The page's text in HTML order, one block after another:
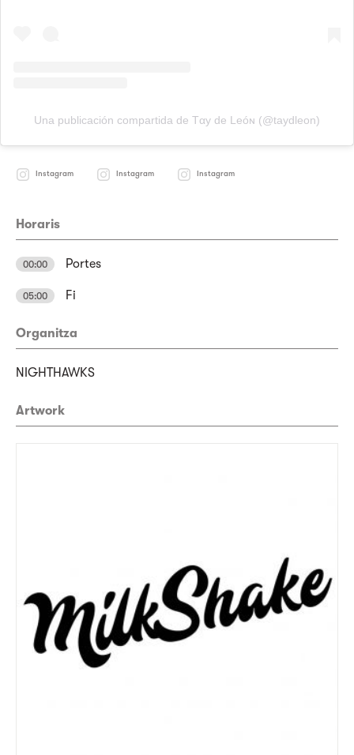
Una publicación compartida de Tαy de Leóɴ (@taydleon)
Instagram Instagram Instagram
Horaris
00:00 Portes
05:00 Fi
Organitza
NIGHTHAWKS
Artwork